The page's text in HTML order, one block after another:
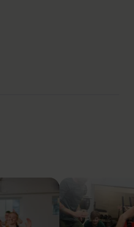
Cirkelgym HIT